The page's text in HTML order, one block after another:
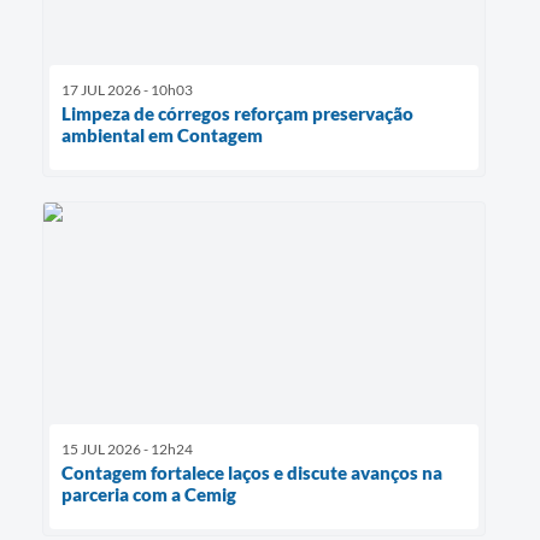
17 JUL 2026 - 10h03
Limpeza de córregos reforçam preservação
ambiental em Contagem
15 JUL 2026 - 12h24
Contagem fortalece laços e discute avanços na
parceria com a Cemig